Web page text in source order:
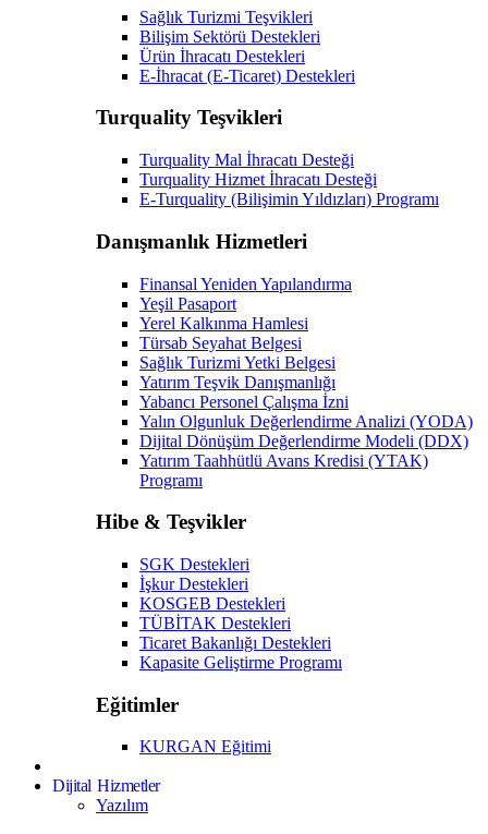
Sağlık Turizmi Teşvikleri
Bilişim Sektörü Destekleri
Ürün İhracatı Destekleri
E-İhracat (E-Ticaret) Destekleri
Turquality Teşvikleri
Turquality Mal İhracatı Desteği
Turquality Hizmet İhracatı Desteği
E-Turquality (Bilişimin Yıldızları) Programı
Danışmanlık Hizmetleri
Finansal Yeniden Yapılandırma
Yeşil Pasaport
Yerel Kalkınma Hamlesi
Türsab Seyahat Belgesi
Sağlık Turizmi Yetki Belgesi
Yatırım Teşvik Danışmanlığı
Yabancı Personel Çalışma İzni
Yalın Olgunluk Değerlendirme Analizi (YODA)
Dijital Dönüşüm Değerlendirme Modeli (DDX)
Yatırım Taahhütlü Avans Kredisi (YTAK)
Programı
Hibe & Teşvikler
SGK Destekleri
İşkur Destekleri
KOSGEB Destekleri
TÜBİTAK Destekleri
Ticaret Bakanlığı Destekleri
Kapasite Geliştirme Programı
Eğitimler
KURGAN Eğitimi
Dijital Hizmetler
Yazılım